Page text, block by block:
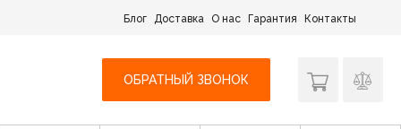
Блог Доставка О нас Гарантия Контакты
ОБРАТНЫЙ ЗВОНОК